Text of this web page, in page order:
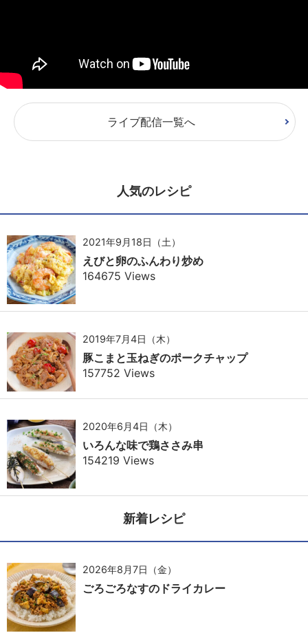
ライブ配信一覧へ
人気のレシピ
2021年9月18日（土）
えびと卵のふんわり炒め
164675 Views
2019年7月4日（木）
豚こまと玉ねぎのポークチャップ
157752 Views
2020年6月4日（木）
いろんな味で鶏ささみ串
154219 Views
新着レシピ
2026年8月7日（金）
ごろごろなすのドライカレー